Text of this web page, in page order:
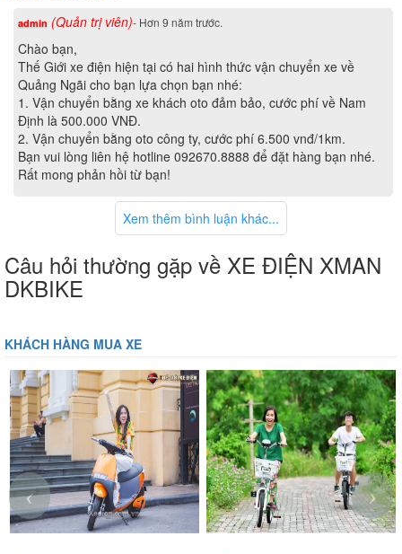
admin (Quản trị viên)- Hơn 9 năm trước.
Chào bạn,
Thế Giới xe điện hiện tại có hai hình thức vận chuyển xe về
Quảng Ngãi cho bạn lựa chọn bạn nhé:
1. Vận chuyển bằng xe khách oto đảm bảo, cước phí về Nam
Định là 500.000 VNĐ.
2. Vận chuyển bằng oto công ty, cước phí 6.500 vnđ/1km.
Bạn vui lòng liên hệ hotline 092670.8888 để đặt hàng bạn nhé.
Rất mong phản hồi từ bạn!
Xem thêm bình luận khác...
Câu hỏi thường gặp về XE ĐIỆN XMAN
DKBIKE
KHÁCH HÀNG MUA XE
‹ ›